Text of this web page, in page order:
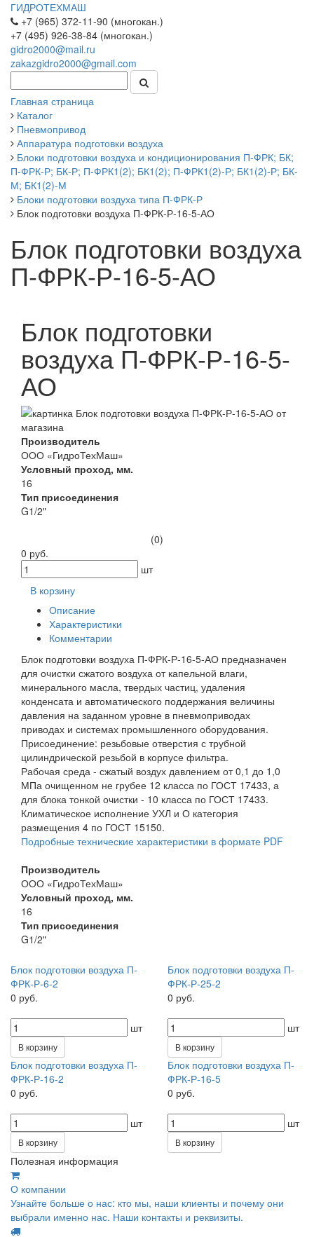
ГИДРОТЕХМАШ
+7 (965) 372-11-90 (многокан.)
+7 (495) 926-38-84 (многокан.)
gidro2000@mail.ru
zakazgidro2000@gmail.com
Главная страница
Каталог
Пневмопривод
Аппаратура подготовки воздуха
Блоки подготовки воздуха и кондиционирования П-ФРК; БК;
П-ФРК-Р; БК-Р; П-ФРК1(2); БК1(2); П-ФРК1(2)-Р; БК1(2)-Р; БК-
М; БК1(2)-М
Блоки подготовки воздуха типа П-ФРК-Р
Блок подготовки воздуха П-ФРК-Р-16-5-АО
Блок подготовки воздуха
П-ФРК-Р-16-5-АО
Блок подготовки
воздуха П-ФРК-Р-16-5-
АО
Производитель
ООО «ГидроТехМаш»
Условный проход, мм.
16
Тип присоединения
G1/2"
(0)
0 руб.
шт
В корзину
Описание
Характеристики
Комментарии
Блок подготовки воздуха П-ФРК-Р-16-5-АО предназначен
для очистки сжатого воздуха от капельной влаги,
минерального масла, твердых частиц, удаления
конденсата и автоматического поддержания величины
давления на заданном уровне в пневмоприводах
приводах и системах промышленного оборудования.
Присоединение: резьбовые отверстия с трубной
цилиндрической резьбой в корпусе фильтра.
Рабочая среда - сжатый воздух давлением от 0,1 до 1,0
МПа очищенном не грубее 12 класса по ГОСТ 17433, а
для блока тонкой очистки - 10 класса по ГОСТ 17433.
Климатическое исполнение УХЛ и О категория
размещения 4 по ГОСТ 15150.
Подробные технические характеристики в формате PDF
Производитель
ООО «ГидроТехМаш»
Условный проход, мм.
16
Тип присоединения
G1/2"
Блок подготовки воздуха П-
ФРК-Р-6-2
0 руб.
шт
В корзину
Блок подготовки воздуха П-
ФРК-Р-25-2
0 руб.
шт
В корзину
Блок подготовки воздуха П-
ФРК-Р-16-2
0 руб.
шт
В корзину
Блок подготовки воздуха П-
ФРК-Р-16-5
0 руб.
шт
В корзину
Полезная информация
О компании
Узнайте больше о нас: кто мы, наши клиенты и почему они
выбрали именно нас. Наши контакты и реквизиты.